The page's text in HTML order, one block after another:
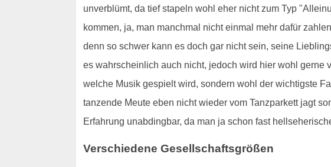
unverblümt, da tief stapeln wohl eher nicht zum Typ
kommen, ja, man manchmal nicht einmal mehr dafür
denn so schwer kann es doch gar nicht sein, seine
es wahrscheinlich auch nicht, jedoch wird hier wohl gerne
welche Musik gespielt wird, sondern wohl der wichtigste
tanzende Meute eben nicht wieder vom Tanzparkett jagt
Erfahrung unabdingbar, da man ja schon fast
Verschiedene Gesellschaftsgrößen